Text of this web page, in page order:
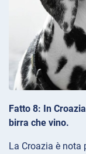
Fatto 8: In
birra che vino.
La Croazia è nota